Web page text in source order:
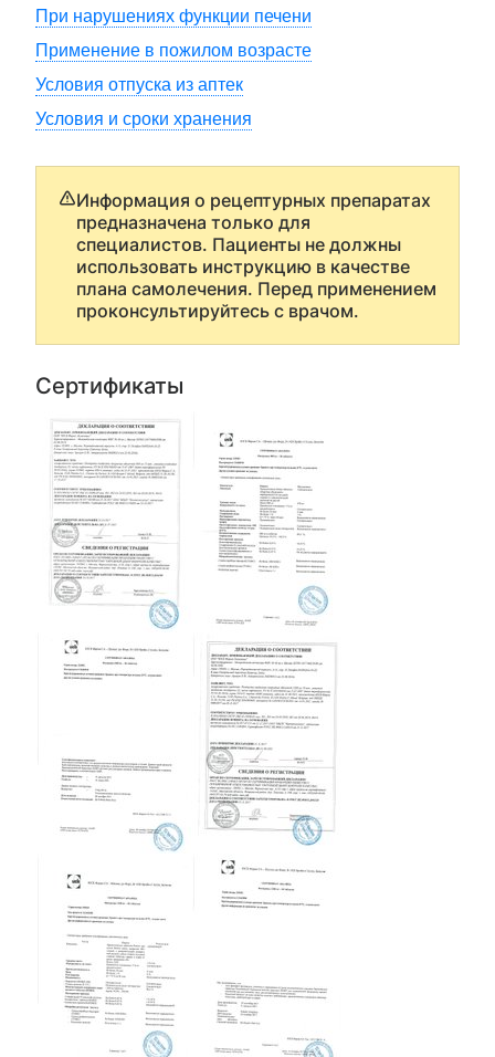
При нарушениях функции печени
Применение в пожилом возрасте
Условия отпуска из аптек
Условия и сроки хранения
Информация о рецептурных препаратах
предназначена только для
специалистов. Пациенты не должны
использовать инструкцию в качестве
плана самолечения. Перед применением
проконсультируйтесь с врачом.
Сертификаты